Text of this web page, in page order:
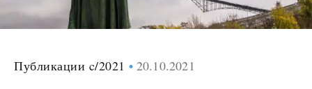
Публикации c/2021 20.10.2021